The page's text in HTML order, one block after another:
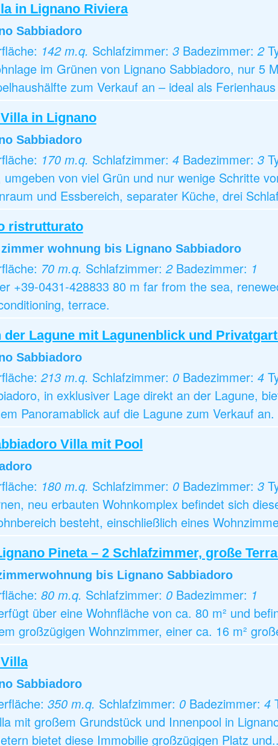
in Lignano Riviera
Sabbiadoro
142 m.q. Schlafzimmer: 3 Badezimmer:2
im Grünen von Lignano Sabbiadoro, nur 5
zum Verkauf an – ideal als
in Lignano
Sabbiadoro
170 m.q. Schlafzimmer: 4 Badezimmer: 3
umgeben von viel Grün und nur wenige Schritte
und Essbereich, separater Küche, drei
ristrutturato
wohnung bis Lignano Sabbiadoro
70 m.q. Schlafzimmer:2 Badezimmer: 1
+39-0431-428833 80 m far from the sea,
terrace.
Lagune mit Lagunenblick und
Sabbiadoro
213 m.q. Schlafzimmer: 0 Badezimmer: 4
in exklusiver Lage direkt an der Lagune,
Panoramablick auf die Lagune zum Verkauf an.
Villa mit Pool
180 m.q. Schlafzimmer: 0 Badezimmer: 3
neu erbauten Wohnkomplex befindet sich
besteht, einschließlich eines
Pineta – 2 Schlafzimmer, große
bis Lignano Sabbiadoro
80 m.q. Schlafzimmer: 0 Badezimmer: 1
über eine Wohnfläche von ca. 80 m² und
großzügigen Wohnzimmer, einer ca. 16 m²
Sabbiadoro
350 m.q. Schlafzimmer: 0 Badezimmer: 4
mit großem Grundstück und Innenpool in
bietet diese Immobilie großzügigen Platz